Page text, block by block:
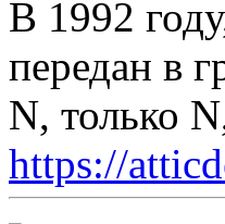
В 1992
передан в
N, только
https://